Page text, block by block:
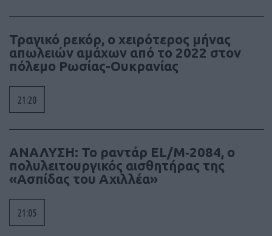
Τραγικό ρεκόρ, ο χειρότερος μήνας
απωλειών αμάχων από το 2022 στον
πόλεμο Ρωσίας-Ουκρανίας
21:20
ΑΝΑΛΥΣΗ: To ραντάρ EL/M‑2084, ο
πολυλειτουργικός αισθητήρας της
«Ασπίδας του Αχιλλέα»
21:05